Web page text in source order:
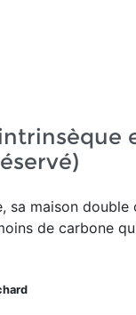
sa maison double
de carbone